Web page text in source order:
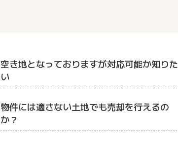
空き地となっておりますが対応可能か知りた
い
物件には適さない土地でも売却を行えるの
か？